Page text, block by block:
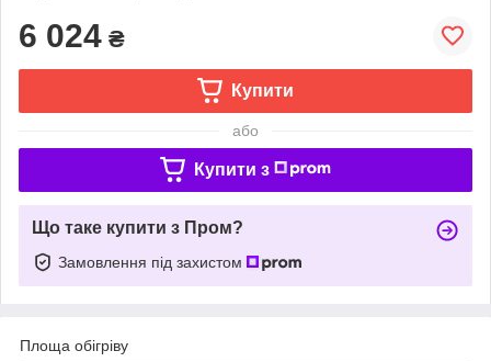
6 024 ₴
Купити
або
Купити з
Що таке купити з Пром?
Замовлення під захистом
Площа обігріву